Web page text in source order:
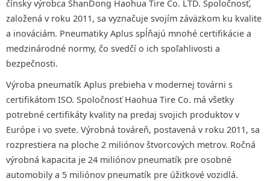
čínsky výrobca ShanDong Haohua Tire Co. LTD. Spoločnosť,
založená v roku 2011, sa vyznačuje svojím záväzkom ku kvalite
a inováciám. Pneumatiky Aplus spĺňajú mnohé certifikácie a
medzinárodné normy, čo svedčí o ich spoľahlivosti a
bezpečnosti.
Výroba pneumatík Aplus prebieha v modernej továrni s
certifikátom ISO. Spoločnosť Haohua Tire Co. má všetky
potrebné certifikáty kvality na predaj svojich produktov v
Európe i vo svete. Výrobná továreň, postavená v roku 2011, sa
rozprestiera na ploche 2 miliónov štvorcových metrov. Ročná
výrobná kapacita je 24 miliónov pneumatík pre osobné
automobily a 5 miliónov pneumatík pre úžitkové vozidlá.